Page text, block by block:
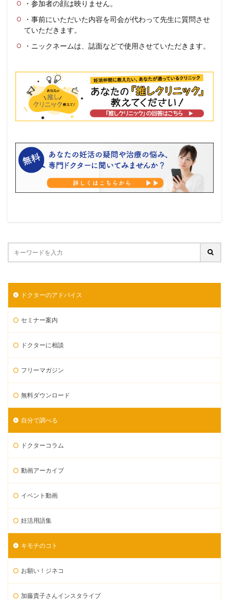
・参加者の顔は映りません。
・事前にいただいた内容を司会が代わって先生に質問させ
ていただきます。
・ニックネームは、誌面などで使用させていただきます。
ドクターのアドバイス
セミナー案内
ドクターに相談
フリーマガジン
無料ダウンロード
自分で調べる
ドクターコラム
動画アーカイブ
イベント動画
妊活用語集
キモチのコト
お願い！ジネコ
加藤貴子さんインスタライブ